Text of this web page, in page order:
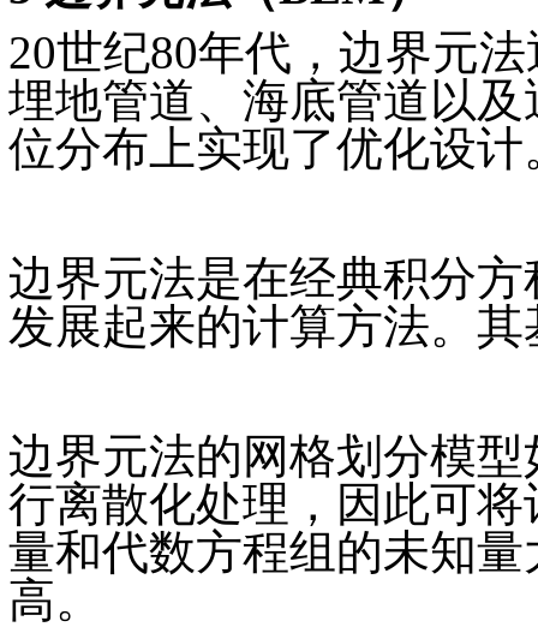
20世纪80年代，边界元
埋地管道、海底管道以
位分布上实现了优化设计
边界元法是在经典积分
发展起来的计算方法。
边界元法的网格划分模
行离散化处理，因此可
量和代数方程组的未知
高。